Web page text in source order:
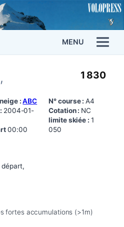
MENU
, 1 830
:ABC
2004-01-
00:00
N° course :A4
Cotation : NC
limite skiée : 1
050
départ,
fortes accumulations (>1m)